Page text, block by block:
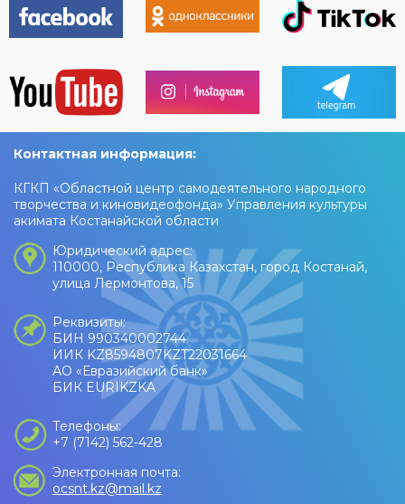
Контактная информация:
КГКП «Областной центр самодеятельного народного
творчества и киновидеофонда» Управления культуры
акимата Костанайской области
Юридический адрес:
110000, Республика Казахстан, город Костанай,
улица Лермонтова, 15
Реквизиты:
БИН 990340002744
ИИК KZ8594807KZT22031664
АО «Евразийский банк»
БИК EURIKZKA
Телефоны:
+7 (7142) 562-428
Электронная почта:
ocsnt.kz@mail.kz